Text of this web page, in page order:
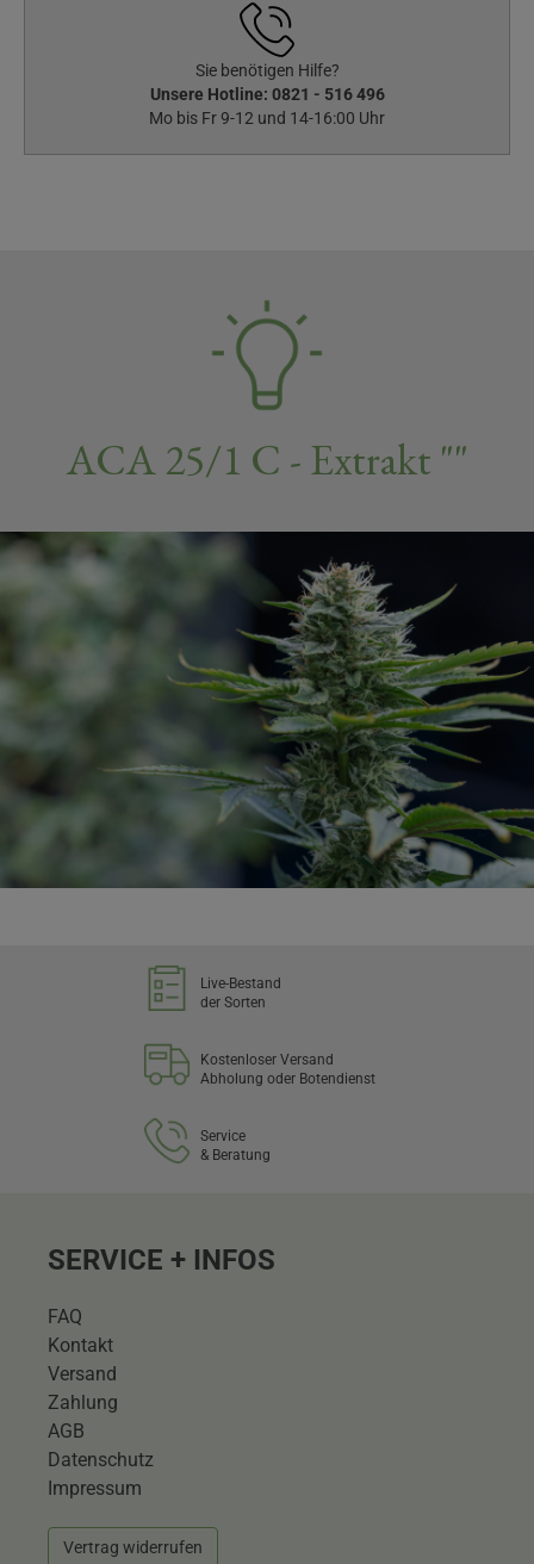
Sie benötigen Hilfe?
Unsere Hotline: 0821 - 516 496
Mo bis Fr 9-12 und 14-16:00 Uhr
ACA 25/1 C - Extrakt ""
Live-Bestand
der Sorten
Kostenloser Versand
Abholung oder Botendienst
Service
& Beratung
SERVICE + INFOS
FAQ
Kontakt
Versand
Zahlung
AGB
Datenschutz
Impressum
Vertrag widerrufen